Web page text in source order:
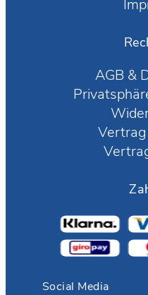
AGB &
Social Media